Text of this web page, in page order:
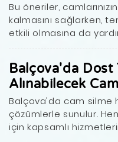
Bu öneriler,
kalmasını sağlarken,
etkili olmasına da
Balçova'da Dost
Alınabilecek
Balçova'da cam silme
çözümlerle sunulur.
için kapsamlı